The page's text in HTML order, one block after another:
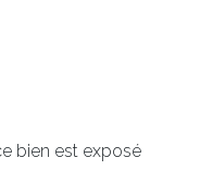
bien est exposé